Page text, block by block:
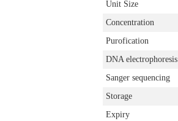
Unit Size
Concentration
Purofication
DNA electrophoresis
Sanger sequencing
Storage
Expiry